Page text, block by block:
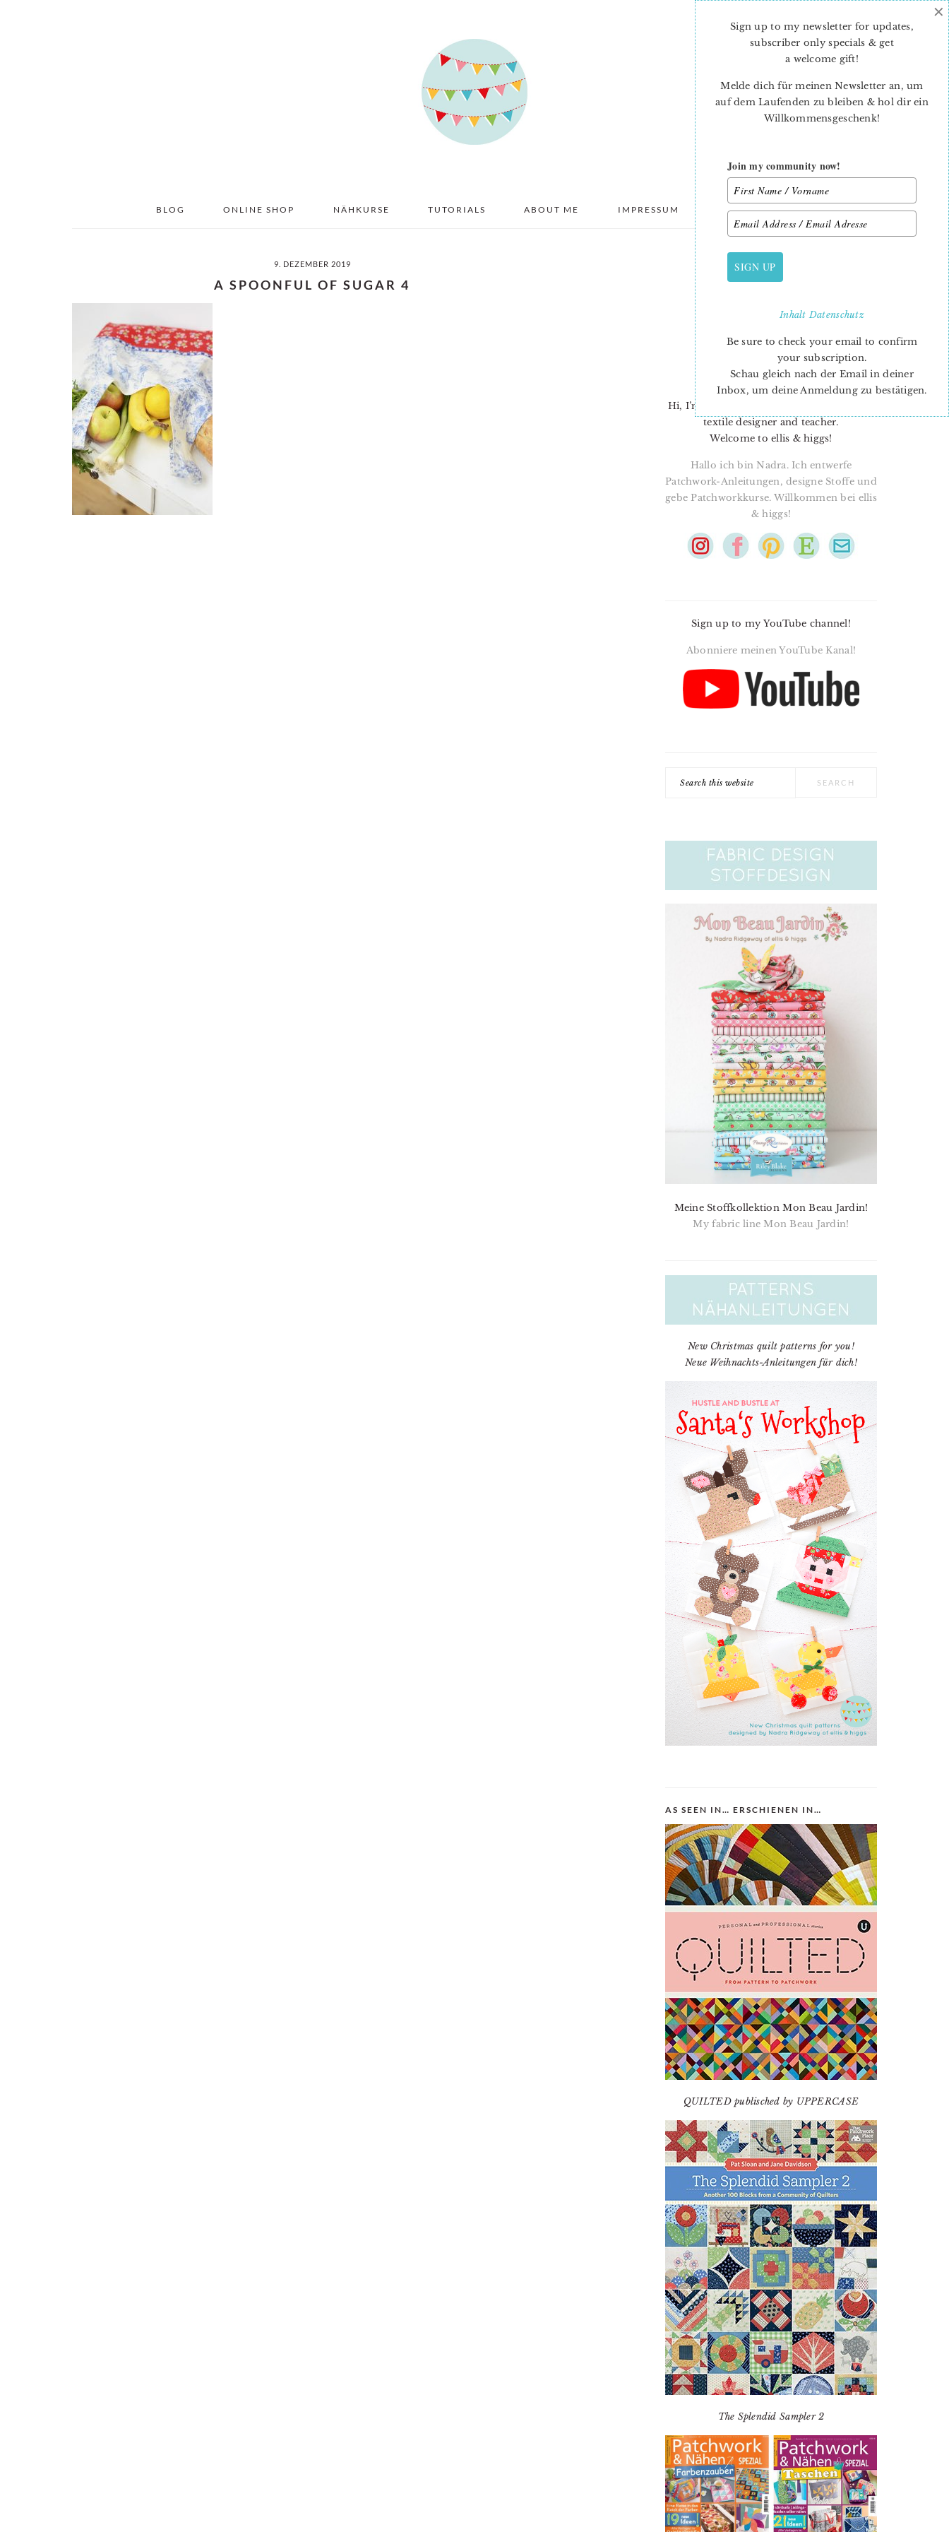
BLOG ONLINE SHOP NÄHKURSE TUTORIALS ABOUT ME IMPRESSUM DATENSCHUTZ
9. DEZEMBER 2019
A SPOONFUL OF SUGAR 4
PRIMARY
SIDEBAR
Hi, I’m Nadra. I’m a quilt pattern designer,
textile designer and teacher.
Welcome to ellis & higgs!
Hallo ich bin Nadra. Ich entwerfe
Patchwork-Anleitungen, designe Stoffe und
gebe Patchworkkurse. Willkommen bei ellis
& higgs!
Sign up to my YouTube channel!
Abonniere meinen YouTube Kanal!
Meine Stoffkollektion Mon Beau Jardin!
My fabric line Mon Beau Jardin!
New Christmas quilt patterns for you!
Neue Weihnachts-Anleitungen für dich!
AS SEEN IN… ERSCHIENEN IN…
QUILTED publisched by UPPERCASE
The Splendid Sampler 2
Sign up to my newsletter for updates,
subscriber only specials & get
a welcome gift!
Melde dich für meinen Newsletter an, um
auf dem Laufenden zu bleiben & hol dir ein
Willkommensgeschenk!
Join my community now!
SIGN UP
InhaltDatenschutz
Be sure to check your email to confirm
your subscription.
Schau gleich nach der Email in deiner
Inbox, um deine Anmeldung zu bestätigen.
×